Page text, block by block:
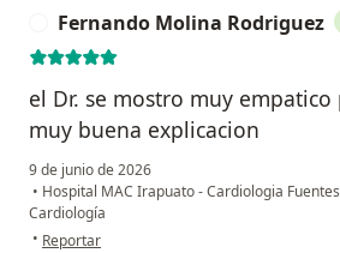
Fernando Molina Rodriguez
el Dr. se mostro muy
muy buena explicacion
9 de junio de 2026
• Hospital MAC Irapuato - Cardiologia Fuentes
Cardiología
• en opinión del usuario Fernando Molina
Reportar